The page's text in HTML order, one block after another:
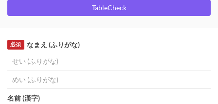
TableCheck
なまえ (ふりがな)
必須
名前 (漢字)